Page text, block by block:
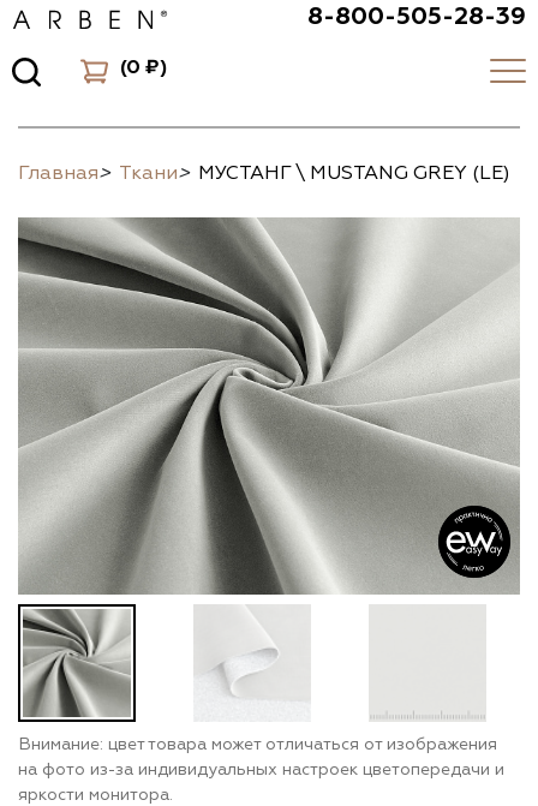
8-800-505-28-39
(0 ₽)
Главная> Ткани> МУСТАНГ \ MUSTANG GREY (LE)
Внимание: цвет товара может отличаться от изображения
на фото из-за индивидуальных настроек цветопередачи и
яркости монитора.